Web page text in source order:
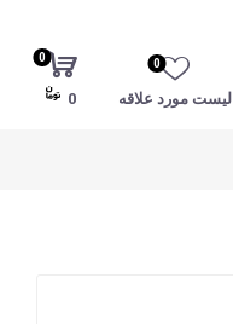
لیست مورد علاقه
0
0
0